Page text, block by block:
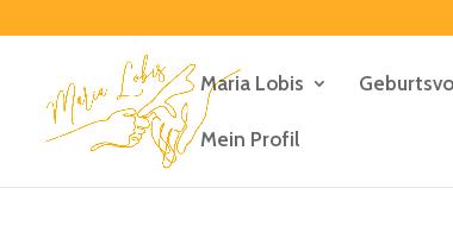
Maria Lobis
Mein Profil